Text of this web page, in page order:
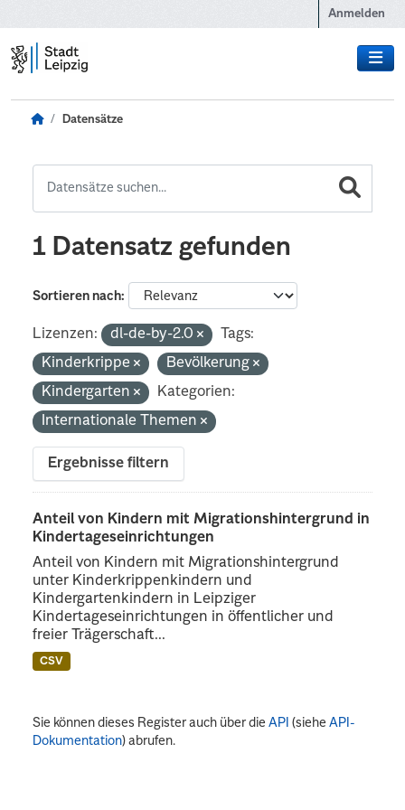
Anmelden
Datensätze
1 Datensatz gefunden
Sortieren nach
Lizenzen: dl-de-by-2.0
Tags:
Kinderkrippe
Bevölkerung
Kindergarten
Kategorien:
Internationale Themen
Ergebnisse filtern
Anteil von Kindern mit Migrationshintergrund in
Kindertageseinrichtungen
Anteil von Kindern mit Migrationshintergrund
unter Kinderkrippenkindern und
Kindergartenkindern in Leipziger
Kindertageseinrichtungen in öffentlicher und
freier Trägerschaft...
CSV
Sie können dieses Register auch über dieAPI (sieheAPI-
Dokumentation) abrufen.